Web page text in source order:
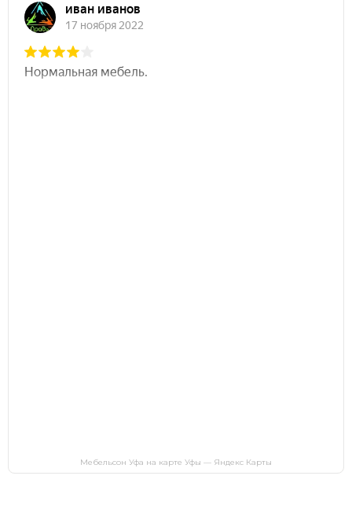
Мебельсон Уфа на карте Уфы — Яндекс Карты